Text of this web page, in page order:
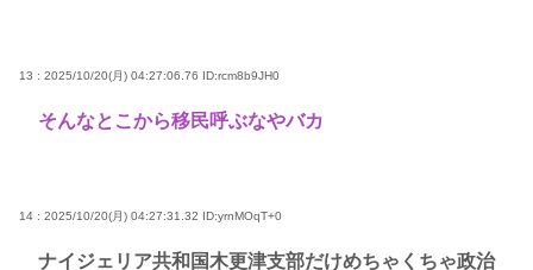
13 : 2025/10/20(月) 04:27:06.76 ID:rcm8b9JH0
そんなとこから移民呼ぶなやバカ
14 : 2025/10/20(月) 04:27:31.32 ID:yrnMOqT+0
ナイジェリア共和国木更津支部だけめちゃくちゃ政治